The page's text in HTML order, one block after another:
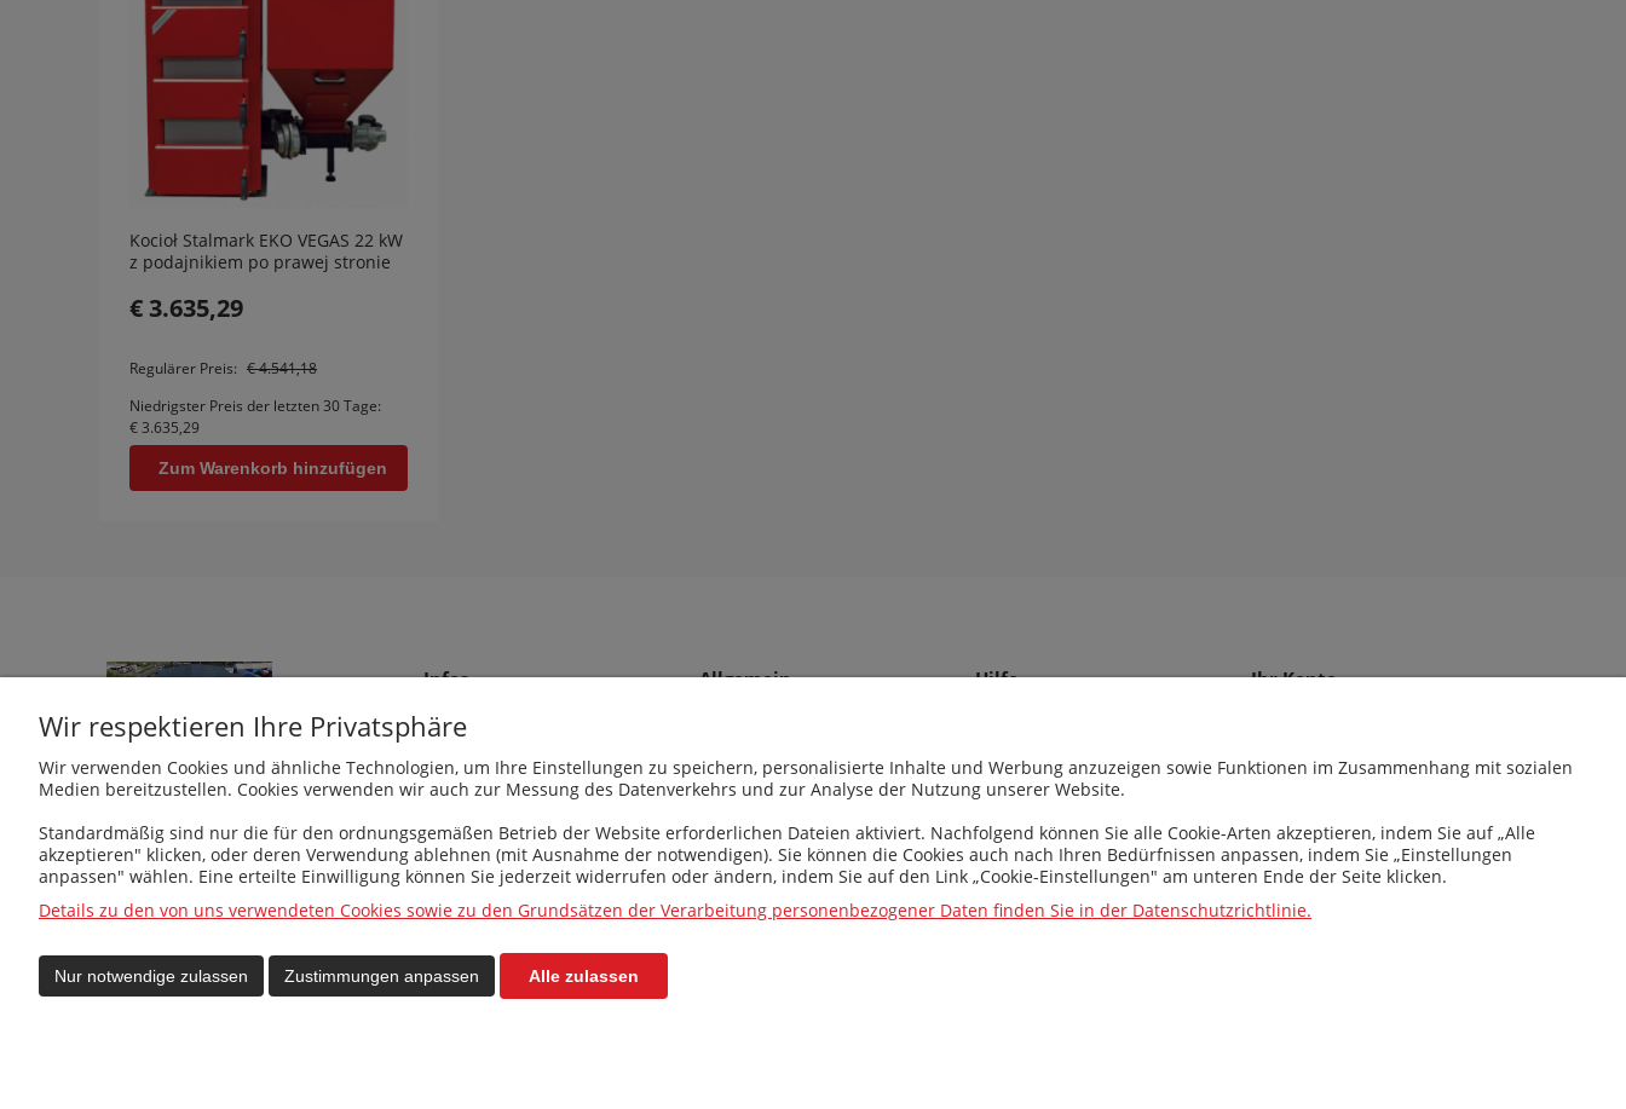
Kocioł Stalmark EKO VEGAS 22 kW
z podajnikiem po prawej stronie
€ 3.635,29
Regulärer Preis: € 4.541,18
Niedrigster Preis der letzten 30 Tage:
€ 3.635,29
Zum Warenkorb hinzufügen
ul. Rudzka 107, 47-400 Racibórz
kotly@kotly.com.pl
+48 32 419 01 20
Infos
Über uns
Anschrift
Guide
VAT
Zulassung
Allgemein
Datenschutzerklärung
Cookie-Richtlinie
Zahlungsbedingungen
Lieferung
Hilfe
Download
Heizkreis
Wichtige Informationen
Ihr Konto
Kontakt
Wir respektieren Ihre Privatsphäre
Wir verwenden Cookies und ähnliche Technologien, um Ihre Einstellungen zu speichern, personalisierte Inhalte und Werbung anzuzeigen sowie Funktionen im Zusammenhang mit sozialen
Medien bereitzustellen. Cookies verwenden wir auch zur Messung des Datenverkehrs und zur Analyse der Nutzung unserer Website.
Standardmäßig sind nur die für den ordnungsgemäßen Betrieb der Website erforderlichen Dateien aktiviert. Nachfolgend können Sie alle Cookie-Arten akzeptieren, indem Sie auf „Alle
akzeptieren" klicken, oder deren Verwendung ablehnen (mit Ausnahme der notwendigen). Sie können die Cookies auch nach Ihren Bedürfnissen anpassen, indem Sie „Einstellungen
anpassen" wählen. Eine erteilte Einwilligung können Sie jederzeit widerrufen oder ändern, indem Sie auf den Link „Cookie-Einstellungen" am unteren Ende der Seite klicken.
Details zu den von uns verwendeten Cookies sowie zu den Grundsätzen der Verarbeitung personenbezogener Daten finden Sie in der Datenschutzrichtlinie.
Nur notwendige zulassen Zustimmungen anpassen Alle zulassen